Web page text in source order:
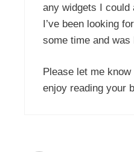
any widgets I could
I’ve been looking
some time and
Please let me
enjoy reading your